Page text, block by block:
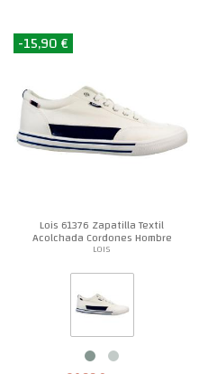
-15,90 €
Lois 61376 Zapatilla Textil
Acolchada Cordones Hombre
LOIS